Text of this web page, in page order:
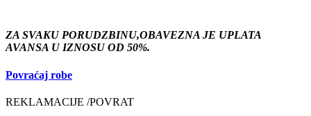
ZA SVAKU PORUDZBINU,OBAVEZNA JE UPLATA
AVANSA U IZNOSU OD 50%.
Povraćaj robe
REKLAMACIJE /POVRAT